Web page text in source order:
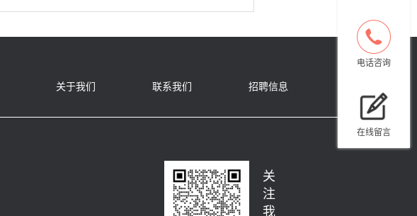
关于我们 联系我们 招聘信息
关
注
我
电话咨询
在线留言